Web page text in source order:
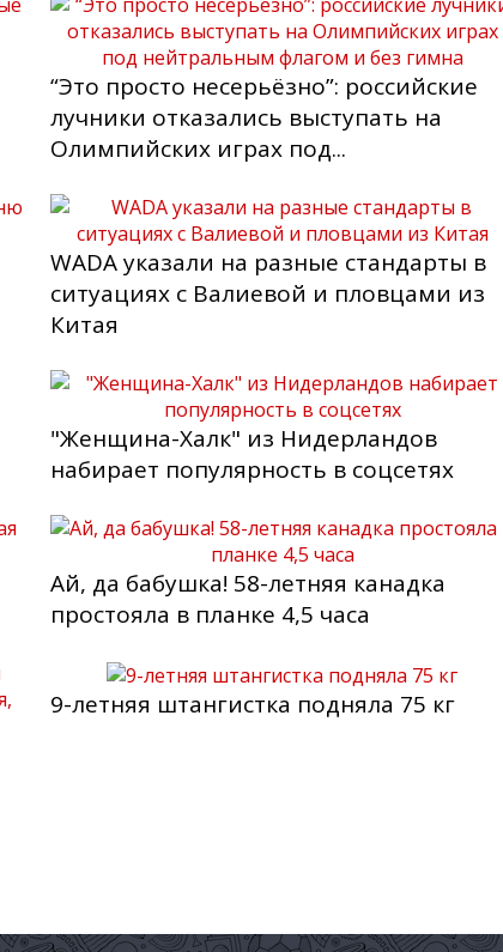
“Это просто несерьёзно”: российские
лучники отказались выступать на
Олимпийских играх под...
WADA указали на разные стандарты в
ситуациях с Валиевой и пловцами из
Китая
"Женщина-Халк" из Нидерландов
набирает популярность в соцсетях
Ай, да бабушка! 58-летняя канадка
простояла в планке 4,5 часа
9-летняя штангистка подняла 75 кг